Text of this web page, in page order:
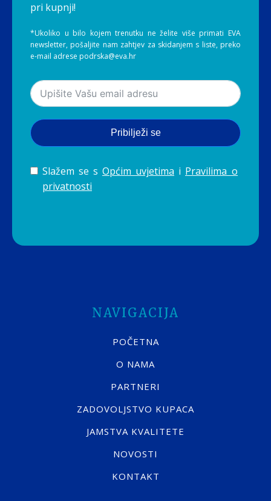
pri kupnji!
*Ukoliko u bilo kojem trenutku ne želite više primati EVA
newsletter, pošaljite nam zahtjev za skidanjem s liste, preko
e-mail adrese podrska@eva.hr
Pribilježi se
Slažem se s Općim uvjetima i Pravilima o
privatnosti
NAVIGACIJA
POČETNA
O NAMA
PARTNERI
ZADOVOLJSTVO KUPACA
JAMSTVA KVALITETE
NOVOSTI
KONTAKT